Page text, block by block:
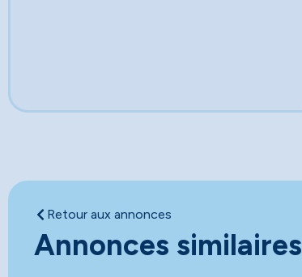
Retour aux annonces
Annonces similaires